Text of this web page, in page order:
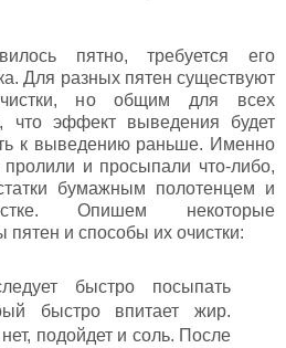
пятно, требуется его
Для разных пятен существуют
но общим для всех
что эффект выведения будет
к выведению раньше. Именно
и просыпали что-либо,
бумажным полотенцем и
Опишем некоторые
и способы их очистки:
быстро посыпать
быстро впитает жир.
подойдет и соль. После